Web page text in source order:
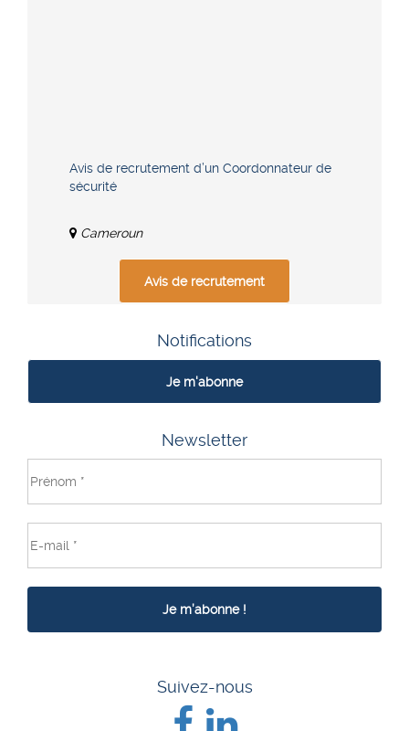
Avis de recrutement d’un Coordonnateur de
sécurité
Cameroun
Avis de recrutement
Notifications
Je m'abonne
Newsletter
Suivez-nous